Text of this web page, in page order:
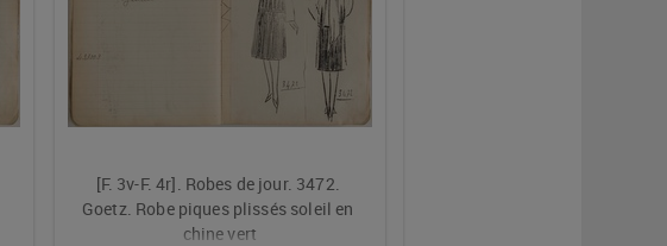
[F. 3v-F. 4r]. Robes de jour. 3472.
Goetz. Robe piques plissés soleil en
chine vert